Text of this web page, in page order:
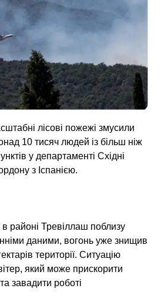
лісові пожежі змусили
10 тисяч людей із більш ніж
у департаменті Східні
з Іспанією.
районі Тревіллаш поблизу
даними, вогонь уже знищив
території. Ситуацію
який може прискорити
завадити роботі